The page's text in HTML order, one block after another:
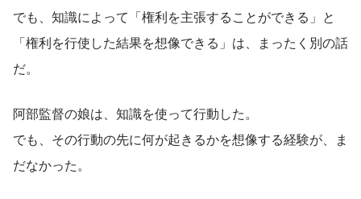
でも、知識によって「権利を主張することができる」と
「権利を行使した結果を想像できる」は、まったく別の話
だ。
阿部監督の娘は、知識を使って行動した。
でも、その行動の先に何が起きるかを想像する経験が、ま
だなかった。